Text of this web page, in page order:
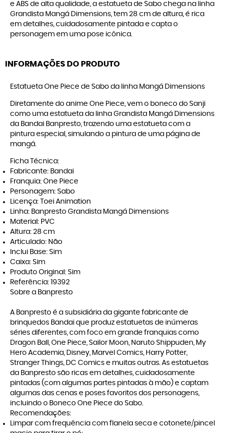
e ABS de alta qualidade, a estatueta de Sabo chega na linha
Grandista Mangá Dimensions, tem 28 cm de altura, é rica
em detalhes, cuidadosamente pintada e capta o
personagem em uma pose icônica.
INFORMAÇÕES DO PRODUTO
Estatueta One Piece de Sabo da linha Mangá Dimensions
Diretamente do anime One Piece, vem o boneco do Sanji
como uma estatueta da linha Grandista Mangá Dimensions
da Bandai Banpresto, trazendo uma estatueta com a
pintura especial, simulando a pintura de uma página de
mangá.
Ficha Técnica:
Fabricante: Bandai
Franquia: One Piece
Personagem: Sabo
Licença: Toei Animation
Linha: Banpresto Grandista Mangá Dimensions
Material: PVC
Altura: 28 cm
Articulado: Não
Inclui Base: Sim
Caixa: Sim
Produto Original: Sim
Referência: 19392
Sobre a Banpresto
A Banpresto é a subsidiária da gigante fabricante de
brinquedos Bandai que produz estatuetas de inúmeras
séries diferentes, com foco em grande franquias como
Dragon Ball, One Piece, Sailor Moon, Naruto Shippuden, My
Hero Academia, Disney, Marvel Comics, Harry Potter,
Stranger Things, DC Comics e muitas outras. As estatuetas
da Banpresto são ricas em detalhes, cuidadosamente
pintadas (com algumas partes pintadas à mão) e captam
algumas das cenas e poses favoritos dos personagens,
incluindo o Boneco One Piece do Sabo.
Recomendações:
Limpar com frequência com flanela seca e cotonete/pincel